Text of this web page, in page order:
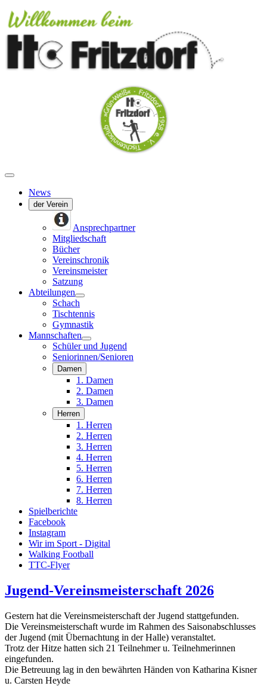
News
der Verein
Ansprechpartner
Mitgliedschaft
Bücher
Vereinschronik
Vereinsmeister
Satzung
Abteilungen
Schach
Tischtennis
Gymnastik
Mannschaften
Schüler und Jugend
Seniorinnen/Senioren
Damen
1. Damen
2. Damen
3. Damen
Herren
1. Herren
2. Herren
3. Herren
4. Herren
5. Herren
6. Herren
7. Herren
8. Herren
Spielberichte
Facebook
Instagram
Wir im Sport - Digital
Walking Football
TTC-Flyer
Jugend-Vereinsmeisterschaft 2026
Gestern hat die Vereinsmeisterschaft der Jugend stattgefunden.
Die Vereinsmeisterschaft wurde im Rahmen des Saisonabschlusses
der Jugend (mit Übernachtung in der Halle) veranstaltet.
Trotz der Hitze hatten sich 21 Teilnehmer u. Teilnehmerinnen
eingefunden.
Die Betreuung lag in den bewährten Händen von Katharina Kisner
u. Carsten Heyde